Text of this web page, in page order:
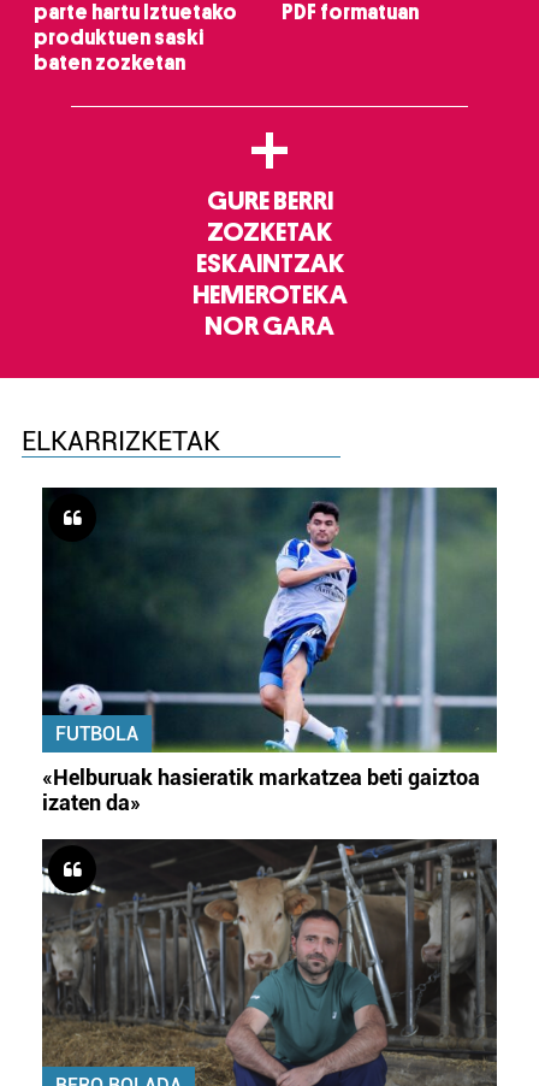
parte hartu Iztuetako
produktuen saski
baten zozketan
PDF formatuan
+
GURE BERRI
ZOZKETAK
ESKAINTZAK
HEMEROTEKA
NOR GARA
ELKARRIZKETAK
FUTBOLA
«Helburuak hasieratik markatzea beti gaiztoa
izaten da»